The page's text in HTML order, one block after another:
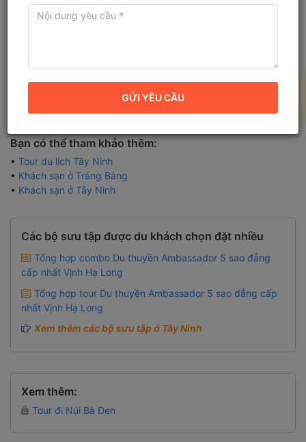
Tour du lịch Trảng Bàng, Tây Ninh
Không có kết quả nào được tìm thấy, vui lòng thay đổi các
tiêu chí tìm kiếm để có kết quả tốt hơn!
Bạn có thể tham khảo thêm:
• Tour du lịch Tây Ninh
• Khách sạn ở Trảng Bàng
• Khách sạn ở Tây Ninh
Các bộ sưu tập được du khách chọn đặt nhiều
Tổng hợp combo Du thuyền Ambassador 5 sao đẳng
cấp nhất Vịnh Hạ Long
Tổng hợp tour Du thuyền Ambassador 5 sao đẳng cấp
nhất Vịnh Hạ Long
Xem thêm các bộ sưu tập ở Tây Ninh
Xem thêm:
Tour đi Núi Bà Đen